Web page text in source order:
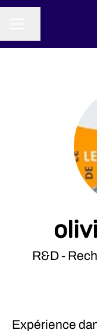
R&D -
Expérience